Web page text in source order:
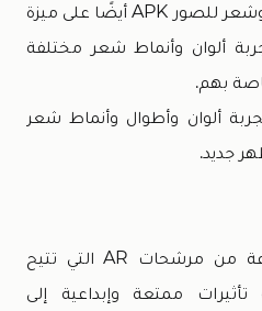
يشتمل برنامج مكياج وشعر للصور APK أيضًا على ميزة
ألوان وأنماط شعر مختلفة
بهم.
ألوان وأطوال وأنماط شعر
جديد.
يقدم التطبيق مجموعة من مرشحات AR التي تتيح
ممتعة وإبداعية إلى